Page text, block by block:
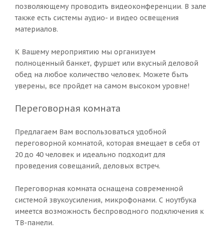
позволяющему проводить видеоконференции. В зале
также есть системы аудио- и видео освещения
материалов.
К Вашему мероприятию мы организуем
полноценный банкет, фуршет или вкусный деловой
обед на любое количество человек. Можете быть
уверены, все пройдет на самом высоком уровне!
Переговорная комната
Предлагаем Вам воспользоваться удобной
переговорной комнатой, которая вмещает в себя от
20 до 40 человек и идеально подходит для
проведения совещаний, деловых встреч.
Переговорная комната оснащена современной
системой звукоусиления, микрофонами. С ноутбука
имеется возможность беспроводного подключения к
ТВ-панели.